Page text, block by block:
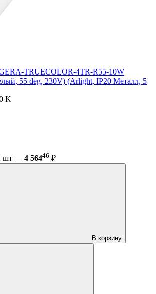
TRUECOLOR-4TR-R55-10W
55 deg, 230V) (Arlight, IP20 Металл, 5
K
шт — 4 56446 ₽
В корзину